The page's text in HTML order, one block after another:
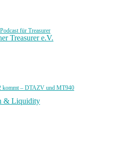
für Treasurer
Treasurer e.V.
kommt – DTAZV und MT940
& Liquidity